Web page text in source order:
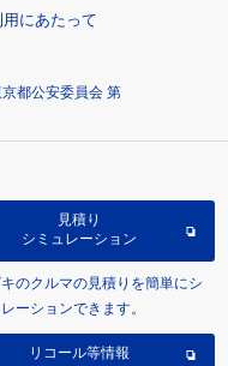
用にあたって
都公安委員会 第
見積り
シミュレーション
のクルマの見積りを簡単にシ
ーションできます。
リコール等情報